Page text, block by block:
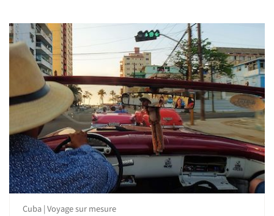
Cuba | Voyage sur mesure